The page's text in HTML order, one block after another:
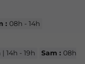
: 08h - 14h
14h - 19h Sam : 08h